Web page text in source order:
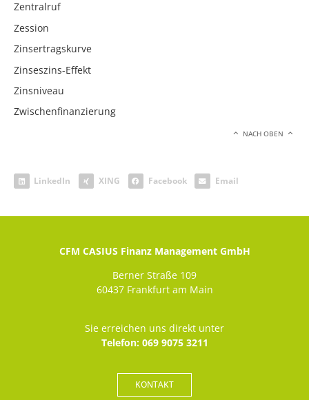
Zentralruf
Zession
Zinsertragskurve
Zinseszins-Effekt
Zinsniveau
Zwischenfinanzierung
NACH OBEN
LinkedIn XING Facebook Email
CFM CASIUS Finanz Management GmbH
Berner Straße 109
60437 Frankfurt am Main
Sie erreichen uns direkt unter
Telefon: 069 9075 3211
KONTAKT